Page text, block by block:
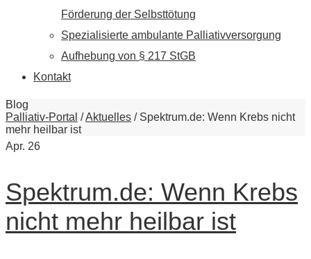
Förderung der Selbsttötung
Spezialisierte ambulante Palliativversorgung
Aufhebung von § 217 StGB
Kontakt
Blog
Palliativ-Portal /Aktuelles / Spektrum.de: Wenn Krebs nicht
mehr heilbar ist
Apr. 26
Spektrum.de: Wenn Krebs
nicht mehr heilbar ist